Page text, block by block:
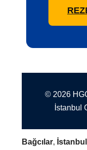
© 2026
İstanbul
Bağcılar, İstanbul